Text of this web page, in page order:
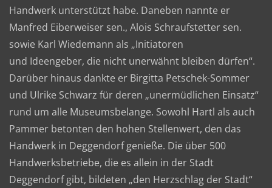
Handwerk unterstützt habe. Daneben nannte er
Manfred Eiberweiser sen., Alois Schraufstetter sen.
sowie Karl Wiedemann als „Initiatoren
und Ideengeber, die nicht unerwähnt bleiben dürfen“.
Darüber hinaus dankte er Birgitta Petschek-Sommer
und Ulrike Schwarz für deren „unermüdlichen Einsatz“
rund um alle Museumsbelange. Sowohl Hartl als auch
Pammer betonten den hohen Stellenwert, den das
Handwerk in Deggendorf genieße. Die über 500
Handwerksbetriebe, die es allein in der Stadt
Deggendorf gibt, bildeten „den Herzschlag der Stadt“